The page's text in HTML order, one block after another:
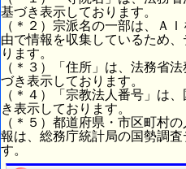
基づき表示しております。
（＊２）宗派名の一部は、Ａ
由で情報を収集しているため
ります。
（＊３）「住所」は、法務省
づき表示しております。
（＊４）「宗教法人番号」は
き表示しております。
（＊５）都道府県・市区町村
報は、総務庁統計局の国勢調
す。